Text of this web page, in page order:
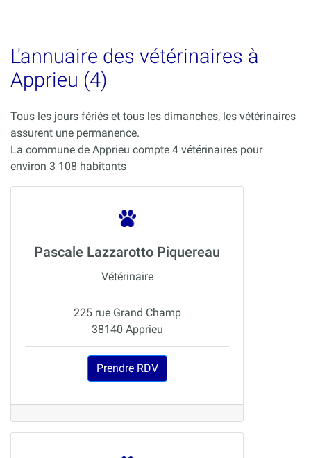
L'annuaire des vétérinaires à
Apprieu (4)
Tous les jours fériés et tous les dimanches, les vétérinaires
assurent une permanence.
La commune de Apprieu compte 4 vétérinaires pour
environ 3 108 habitants
Pascale Lazzarotto Piquereau
Vétérinaire
225 rue Grand Champ
38140 Apprieu
Prendre RDV